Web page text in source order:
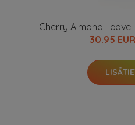
Cherry Almond
30.95 EUR